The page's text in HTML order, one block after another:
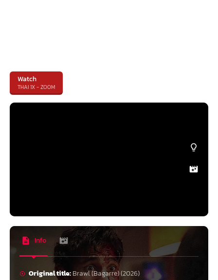
Watch
THAI 1X - ZOOM
Info
Original title:Brawl (Bagarre) (2026)